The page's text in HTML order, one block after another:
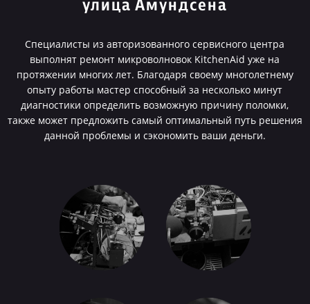
улица Амундсена
Специалисты из авторизованного сервисного центра
выполнят ремонт микроволновок KitchenAid уже на
протяжении многих лет. Благодаря своему многолетнему
опыту работы мастер способный за несколько минут
диагностики определить возможную причину поломки,
также может предложить самый оптимальный путь решения
данной проблемы и сэкономить ваши деньги.